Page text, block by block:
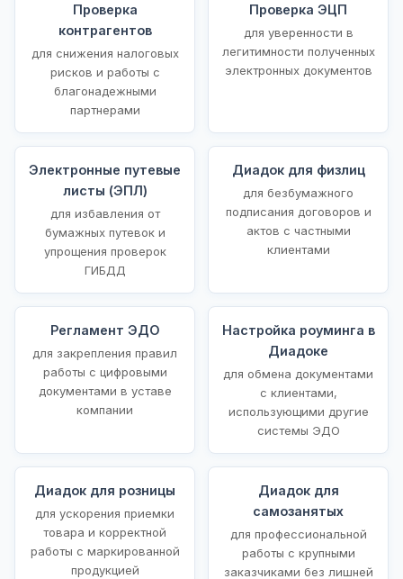
Проверка
контрагентов
для снижения налоговых
рисков и работы с
благонадежными
партнерами
Проверка ЭЦП
для уверенности в
легитимности полученных
электронных документов
Электронные путевые
листы (ЭПЛ)
для избавления от
бумажных путевок и
упрощения проверок
ГИБДД
Диадок для физлиц
для безбумажного
подписания договоров и
актов с частными
клиентами
Регламент ЭДО
для закрепления правил
работы с цифровыми
документами в уставе
компании
Настройка роуминга в
Диадоке
для обмена документами
с клиентами,
использующими другие
системы ЭДО
Диадок для розницы
для ускорения приемки
товара и корректной
работы с маркированной
продукцией
Диадок для
самозанятых
для профессиональной
работы с крупными
заказчиками без лишней